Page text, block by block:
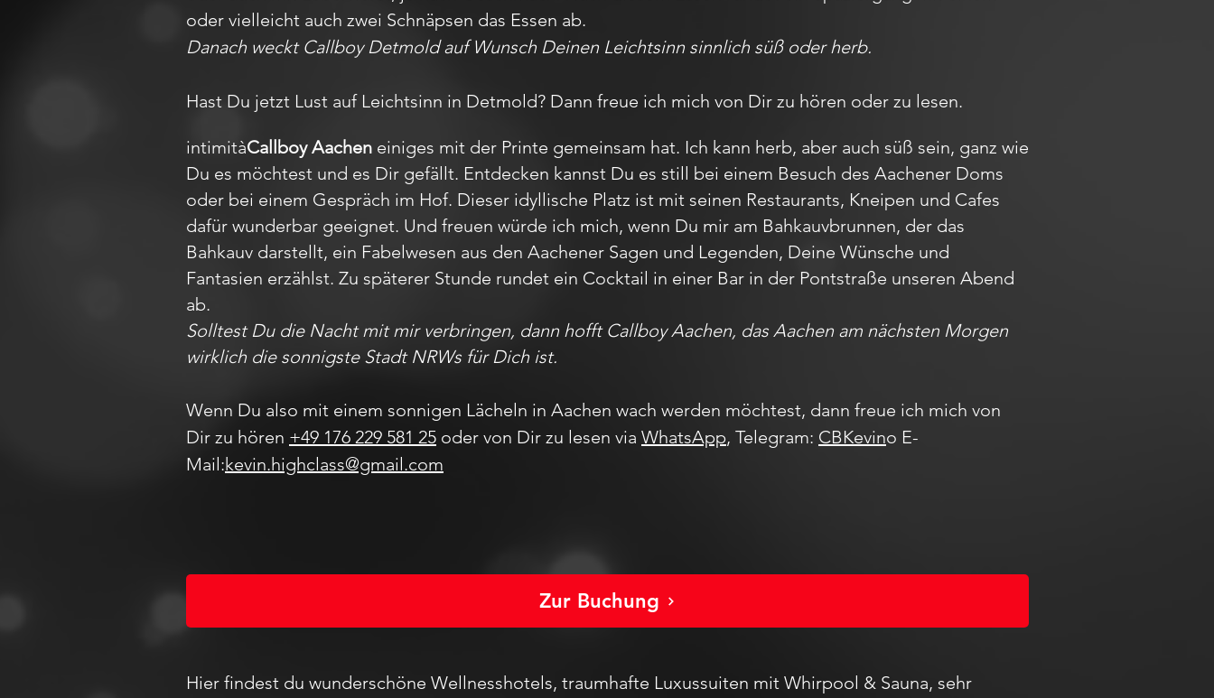
oder vielleicht auch zwei Schnäpsen das Essen ab.
Danach weckt Callboy Detmold auf Wunsch Deinen Leichtsinn sinnlich süß oder herb.
Hast Du jetzt Lust auf Leichtsinn in Detmold? Dann freue ich mich von Dir zu hören oder zu lesen.
intimitàCallboy Aachen einiges mit der Printe gemeinsam hat. Ich kann herb, aber auch süß sein, ganz wie
Du es möchtest und es Dir gefällt. Entdecken kannst Du es still bei einem Besuch des Aachener Doms
oder bei einem Gespräch im Hof. Dieser idyllische Platz ist mit seinen Restaurants, Kneipen und Cafes
dafür wunderbar geeignet. Und freuen würde ich mich, wenn Du mir am Bahkauvbrunnen, der das
Bahkauv darstellt, ein Fabelwesen aus den Aachener Sagen und Legenden, Deine Wünsche und
Fantasien erzählst. Zu späterer Stunde rundet ein Cocktail in einer Bar in der Pontstraße unseren Abend
ab.
Solltest Du die Nacht mit mir verbringen, dann hofft Callboy Aachen, das Aachen am nächsten Morgen
wirklich die sonnigste Stadt NRWs für Dich ist.
Wenn Du also mit einem sonnigen Lächeln in Aachen wach werden möchtest, dann freue ich mich von
Dir zu hören +49 176 229 581 25 oder von Dir zu lesen via WhatsApp, Telegram: CBKevino E-
Mail:kevin.highclass@gmail.com
Zur Buchung
Hier findest du wunderschöne Wellnesshotels, traumhafte Luxussuiten mit Whirpool & Sauna, sehr